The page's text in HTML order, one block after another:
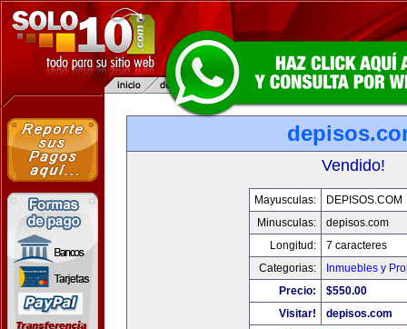
Vendido!
Mayusculas:
DEPISOS.COM
Minusculas:
depisos.com
Longitud:
7 caracteres
Categorias:
Inmuebles y
Precio:
$550.00
Visitar!
depisos.com